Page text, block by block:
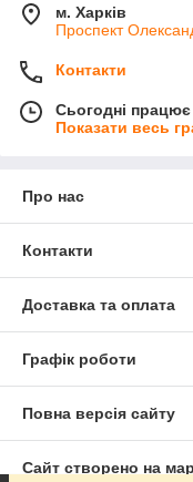
м. Харків
Проспект
Контакти
Сьогодні
Показати весь
Про нас
Контакти
Доставка та оплата
Графік роботи
Повна версія сайту
Сайт створено на